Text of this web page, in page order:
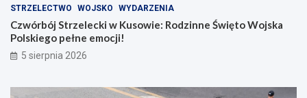
STRZELECTWO WOJSKO WYDARZENIA
Czwórbój Strzelecki w Kusowie: Rodzinne Święto Wojska
Polskiego pełne emocji!
5 sierpnia 2026